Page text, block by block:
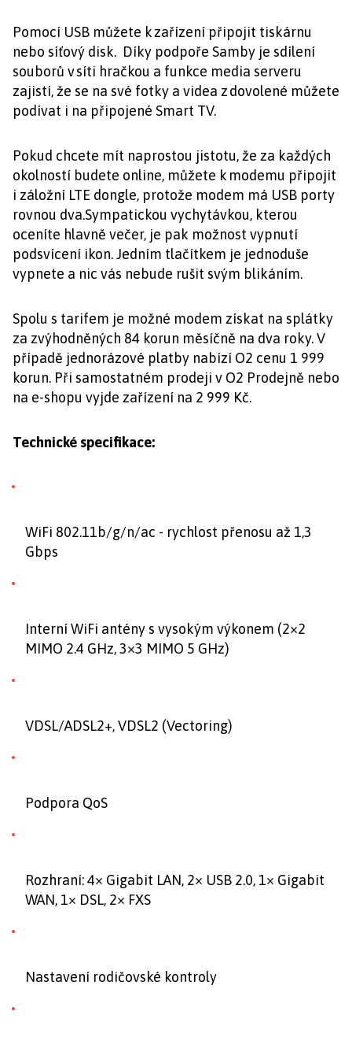
Pomocí USB můžete k zařízení připojit tiskárnu
nebo síťový disk. Díky podpoře Samby je sdílení
souborů v síti hračkou a funkce media serveru
zajistí, že se na své fotky a videa z dovolené můžete
podívat i na připojené Smart TV.
Pokud chcete mít naprostou jistotu, že za každých
okolností budete online, můžete k modemu připojit
i záložní LTE dongle, protože modem má USB porty
rovnou dva.Sympatickou vychytávkou, kterou
oceníte hlavně večer, je pak možnost vypnutí
podsvícení ikon. Jedním tlačítkem je jednoduše
vypnete a nic vás nebude rušit svým blikáním.
Spolu s tarifem je možné modem získat na splátky
za zvýhodněných 84 korun měsíčně na dva roky. V
případě jednorázové platby nabízí O2 cenu 1 999
korun. Při samostatném prodeji v O2 Prodejně nebo
na e-shopu vyjde zařízení na 2 999 Kč.
Technické specifikace:
WiFi 802.11b/g/n/ac - rychlost přenosu až 1,3
Gbps
Interní WiFi antény s vysokým výkonem (2×2
MIMO 2.4 GHz, 3×3 MIMO 5 GHz)
VDSL/ADSL2+, VDSL2 (Vectoring)
Podpora QoS
Rozhraní: 4× Gigabit LAN, 2× USB 2.0, 1× Gigabit
WAN, 1× DSL, 2× FXS
Nastavení rodičovské kontroly